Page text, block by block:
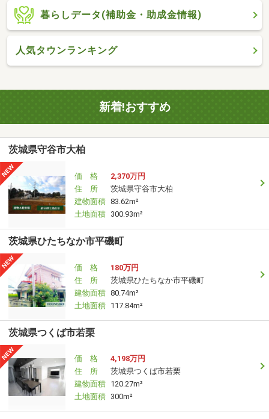
暮らしデータ(補助金・助成金情報)
人気タウンランキング
新着!おすすめ
茨城県守谷市大柏
価 格
2,370万円
住 所
茨城県守谷市大柏
建物面積 83.62m²
土地面積 300.93m²
茨城県ひたちなか市平磯町
価 格
180万円
住 所
茨城県ひたちなか市平磯町
建物面積 80.74m²
土地面積 117.84m²
茨城県つくば市若栗
価 格
4,198万円
住 所
茨城県つくば市若栗
建物面積 120.27m²
土地面積 300m²